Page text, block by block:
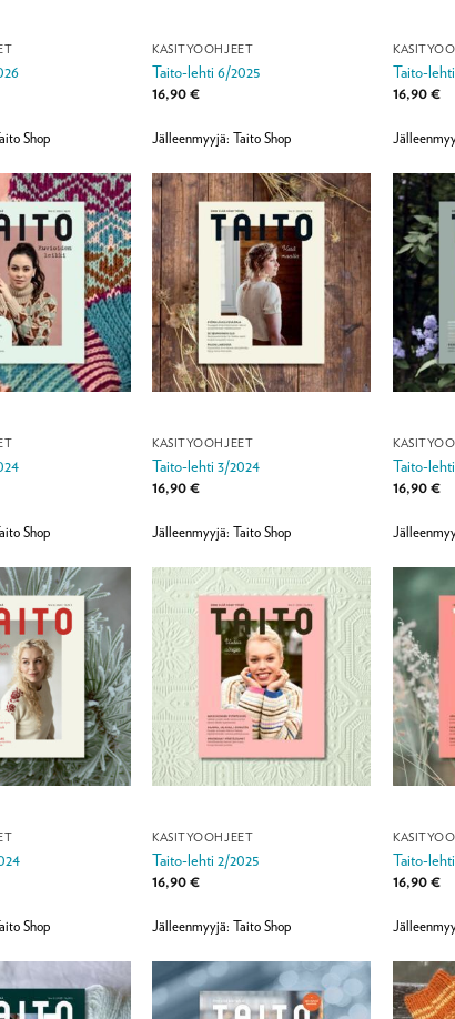
Shop
KÄSITYÖOHJEET
Taito-lehti 6/2025
16,90€
Jälleenmyyjä: Taito Shop
Taito-
16,90€
Shop
KÄSITYÖOHJEET
Taito-lehti 3/2024
16,90€
Jälleenmyyjä: Taito Shop
Taito-
16,90€
Shop
KÄSITYÖOHJEET
Taito-lehti 2/2025
16,90€
Jälleenmyyjä: Taito Shop
Taito-
16,90€